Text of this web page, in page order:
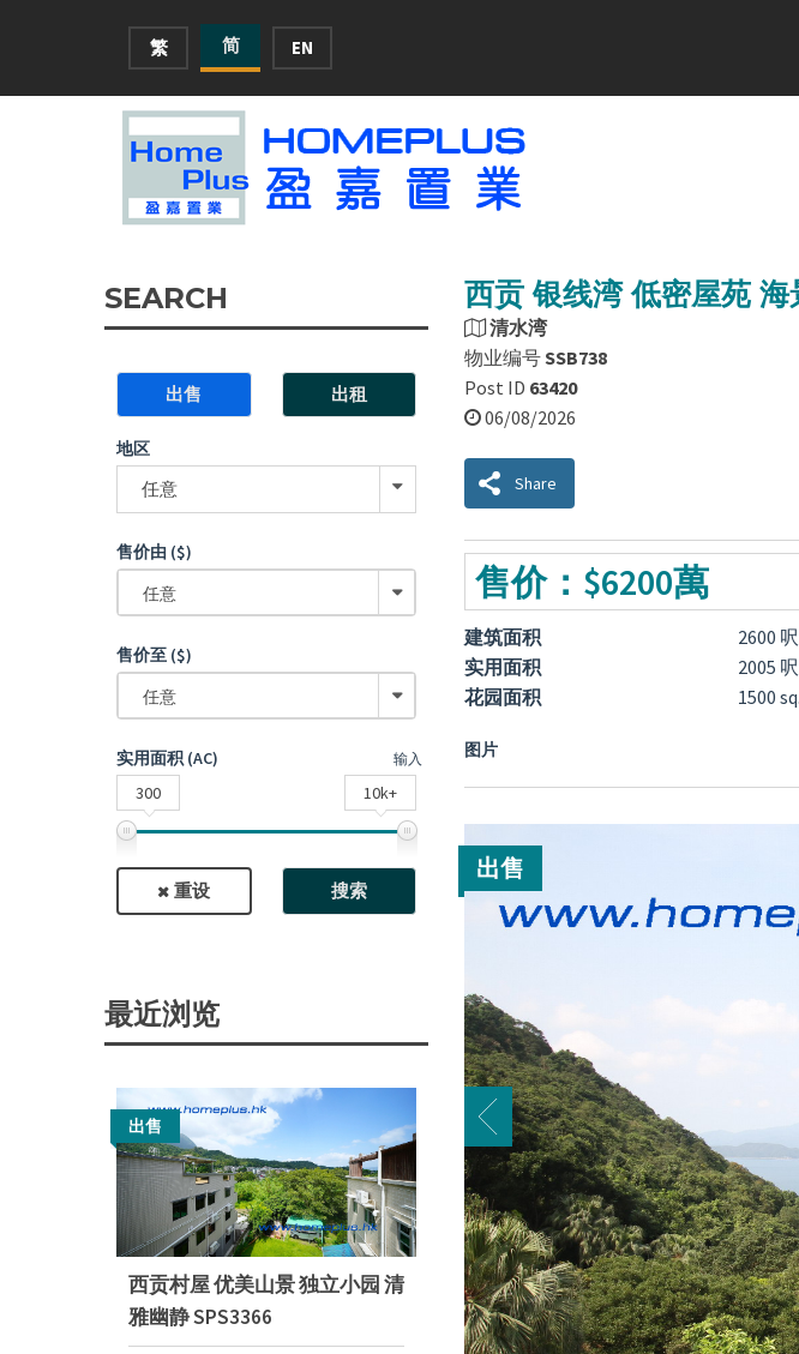
繁 简 EN
西贡 银线湾 低密屋苑
清水湾
物业编号SSB738
Post ID 63420
06/08/2026
Share
售价：$6200萬
建筑面积
2600 呎
实用面积
2005 呎
花园面积
1500
图片
出售
SEARCH
出售 出租
地区
任意
售价由 ($)
任意
售价至 ($)
任意
实用面积 (AC) 输入
300 10k+
重设 搜索
最近浏览
出售
西贡村屋 优美山景 独立小园 清
雅幽静 SPS3366